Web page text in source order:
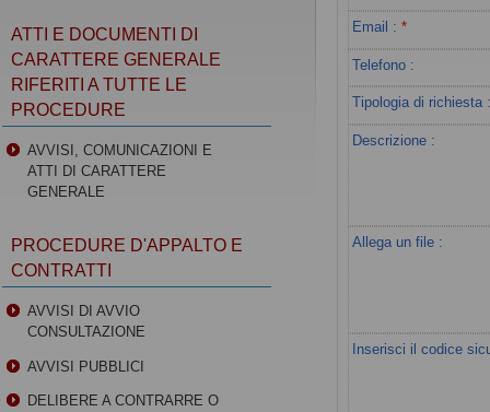
Email :*
Telefono :
Tipologia di richiesta
Descrizione :
Allega un file :
Inserisci il codice
ATTI E DOCUMENTI DI
CARATTERE GENERALE
RIFERITI A TUTTE LE
PROCEDURE
AVVISI, COMUNICAZIONI E
ATTI DI CARATTERE
GENERALE
PROCEDURE D'APPALTO E
CONTRATTI
AVVISI DI AVVIO
CONSULTAZIONE
AVVISI PUBBLICI
DELIBERE A CONTRARRE O